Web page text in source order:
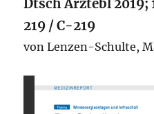
Dtsch Arztebl
219 / C-219
von Lenzen-Schulte,